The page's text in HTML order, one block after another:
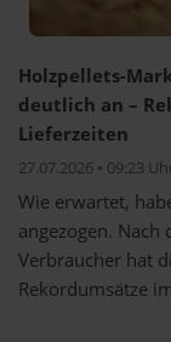
Holzpellets-
deutlich an –
Lieferzeiten
27.07.2026 • 09:23
Wie erwartet,
angezogen.
Verbraucher hat
Rekordumsätze